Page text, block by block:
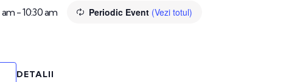
-10:30 am Periodic Event (Vezi totul)
DETALII